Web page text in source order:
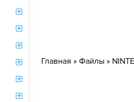
Главная » Файлы »